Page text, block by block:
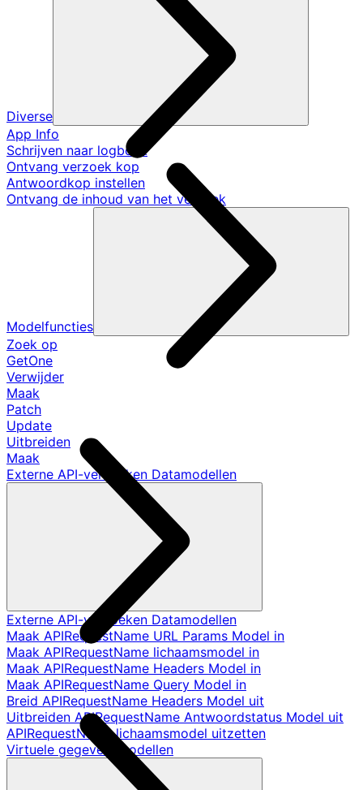
Diverse
App Info
Schrijven naar logboek
Ontvang verzoek kop
Antwoordkop instellen
Ontvang de inhoud van het verzoek
Modelfuncties
Zoek op
GetOne
Verwijder
Maak
Patch
Update
Uitbreiden
Maak
Externe API-verzoeken Datamodellen
Externe API-verzoeken Datamodellen
Maak APIRequestName URL Params Model in
Maak APIRequestName lichaamsmodel in
Maak APIRequestName Headers Model in
Maak APIRequestName Query Model in
Breid APIRequestName Headers Model uit
Uitbreiden APIRequestName Antwoordstatus Model uit
APIRequestName lichaamsmodel uitzetten
Virtuele gegevensmodellen